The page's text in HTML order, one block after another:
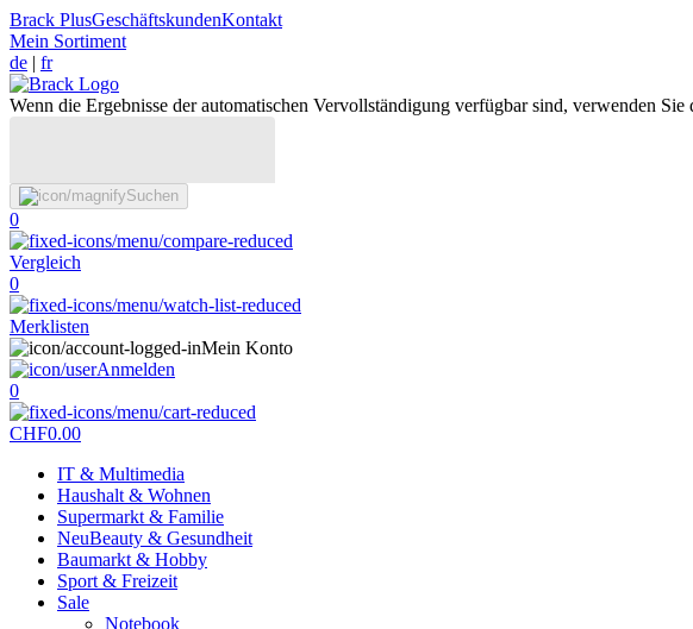
Brack PlusGeschäftskundenKontakt
Mein Sortiment
de | fr
Wenn die Ergebnisse der automatischen Vervollständigung verfügbar sind, verwenden
Suchen
0
Vergleich
0
Merklisten
Mein Konto
Anmelden
0
CHF0.00
IT & Multimedia
Haushalt & Wohnen
Supermarkt & Familie
NeuBeauty & Gesundheit
Baumarkt & Hobby
Sport & Freizeit
Sale
Notebook